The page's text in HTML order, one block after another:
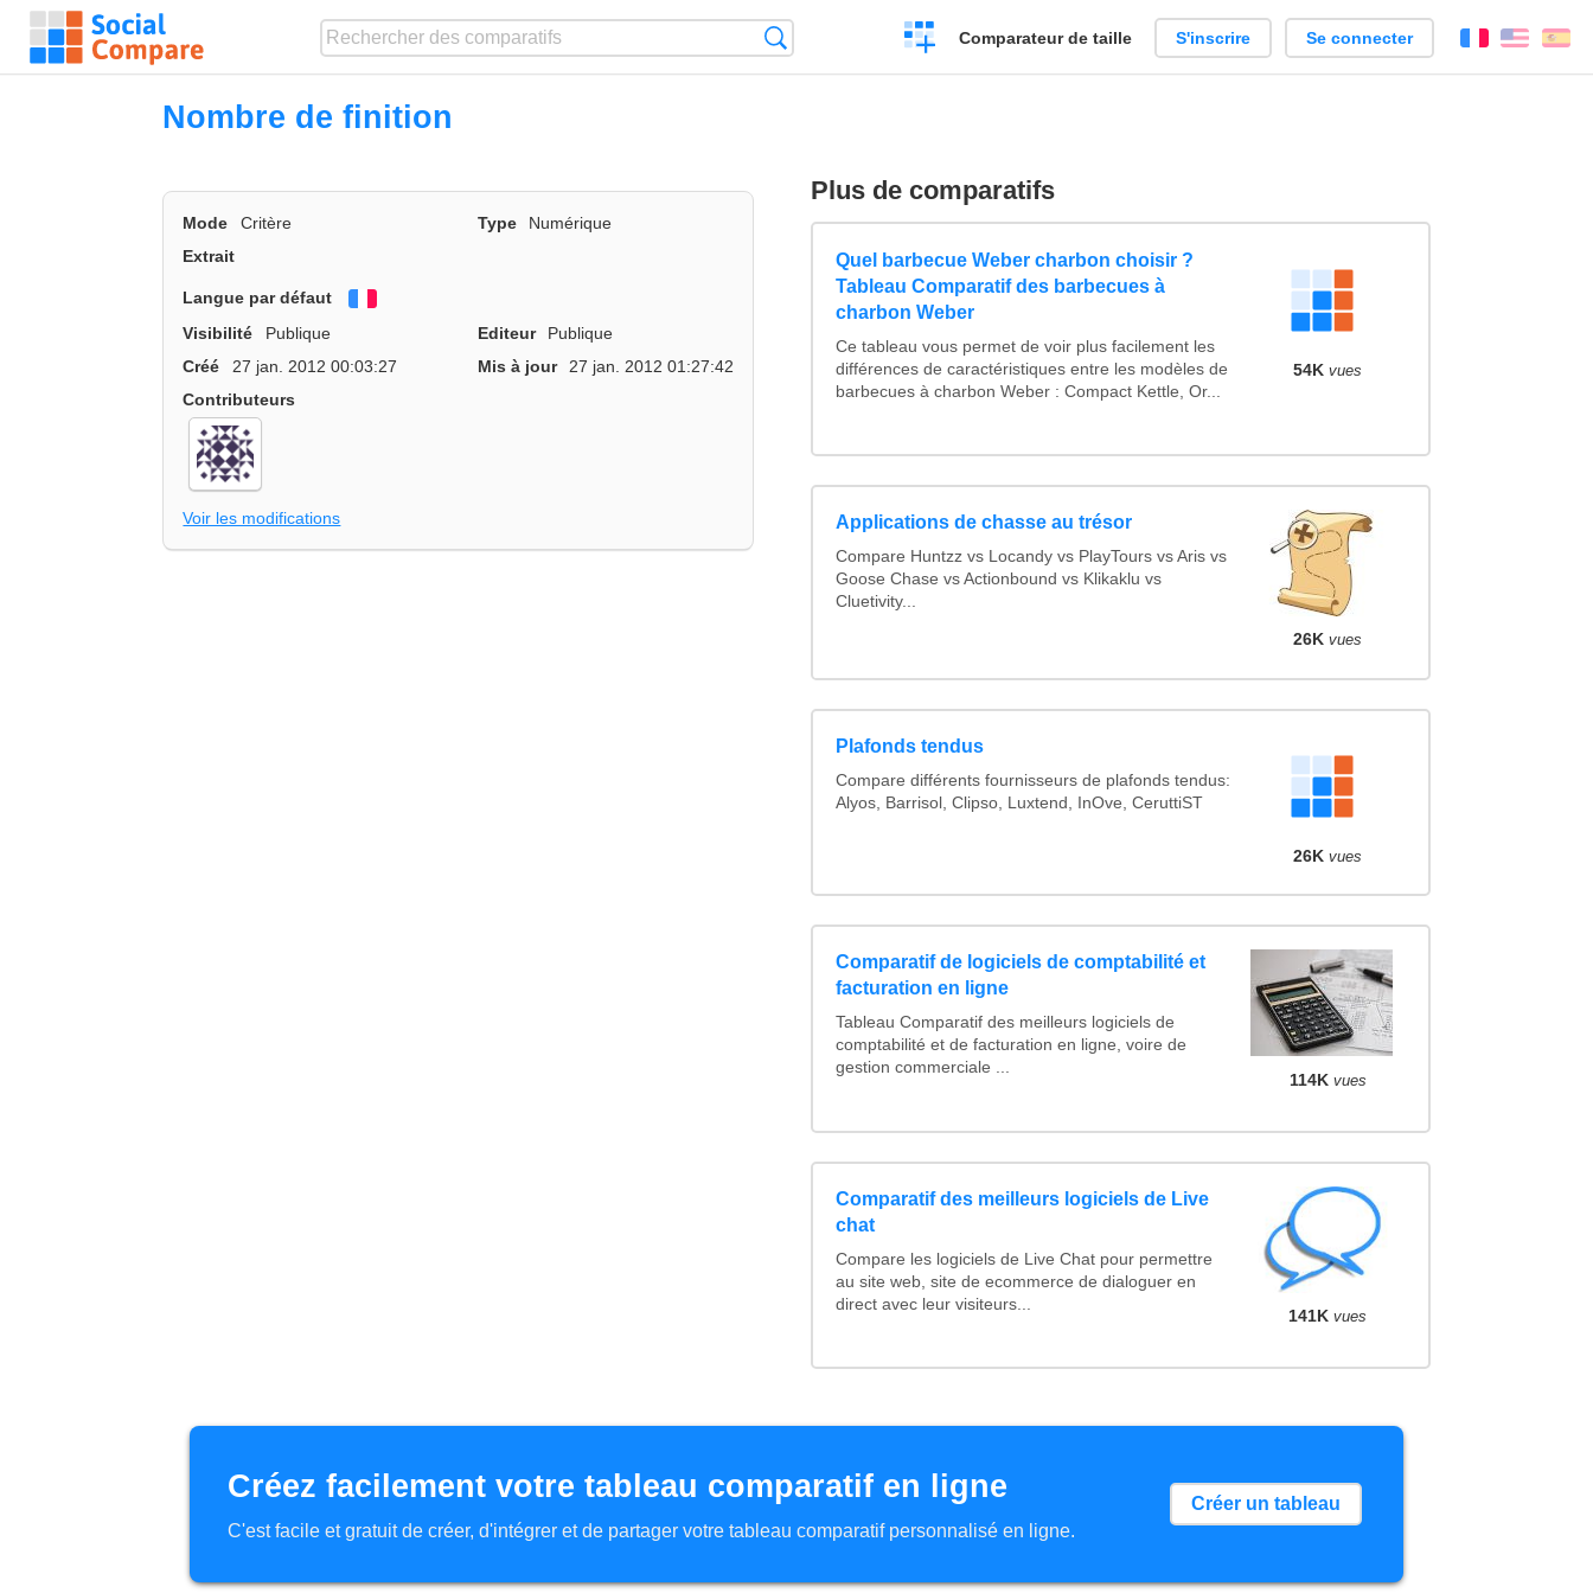
Créer
un
Comparateur de taille S'inscrire Se connecter FrançaisEnglish
Nombre de finition
Mode Critère Type
Numérique
Extrait
Langue par défaut
Visibilité
Publique Editeur
Publique
Créé
27 jan. 2012 00:03:27 Mis à jour
27 jan. 2012 01:27:42
Contributeurs
Voir les modifications
Plus de comparatifs
Quel barbecue Weber charbon choisir ?
Tableau Comparatif des barbecues à
charbon Weber
Ce tableau vous permet de voir plus facilement les
différences de caractéristiques entre les modèles de
barbecues à charbon Weber : Compact Kettle, Or...
54K vues
Applications de chasse au trésor
Compare Huntzz vs Locandy vs PlayTours vs Aris vs
Goose Chase vs Actionbound vs Klikaklu vs
Cluetivity...
26K vues
Plafonds tendus
Compare différents fournisseurs de plafonds tendus:
Alyos, Barrisol, Clipso, Luxtend, InOve, CeruttiST
26K vues
Comparatif de logiciels de comptabilité et
facturation en ligne
Tableau Comparatif des meilleurs logiciels de
comptabilité et de facturation en ligne, voire de
gestion commerciale ...
114K vues
Comparatif des meilleurs logiciels de Live
chat
Compare les logiciels de Live Chat pour permettre
au site web, site de ecommerce de dialoguer en
direct avec leur visiteurs...
141K vues
Créez facilement votre tableau comparatif en ligne
C'est facile et gratuit de créer, d'intégrer et de partager votre tableau comparatif personnalisé en ligne.
Créer un tableau